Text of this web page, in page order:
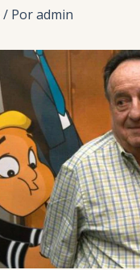
/ Poradmin